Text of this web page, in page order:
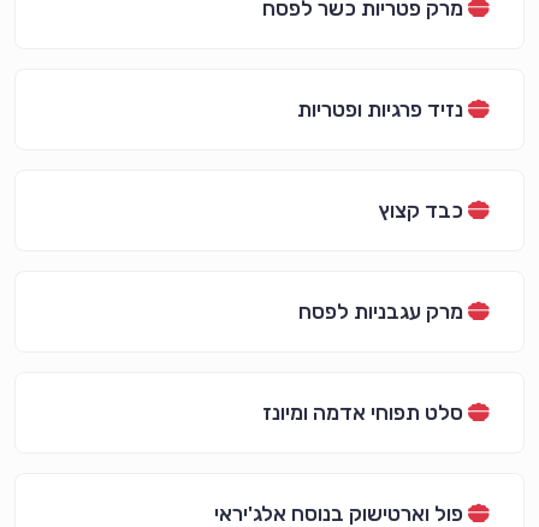
מרק פטריות כשר לפסח
נזיד פרגיות ופטריות
כבד קצוץ
מרק עגבניות לפסח
סלט תפוחי אדמה ומיונז
פול וארטישוק בנוסח אלג'יראי